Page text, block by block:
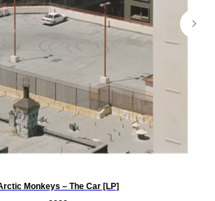
Monkeys – The Car [LP]